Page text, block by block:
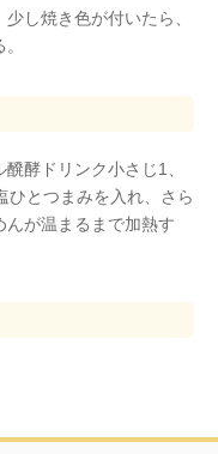
し焼き色が付いたら、
酵ドリンク小さじ1、
ひとつまみを入れ、さら
んが温まるまで加熱す